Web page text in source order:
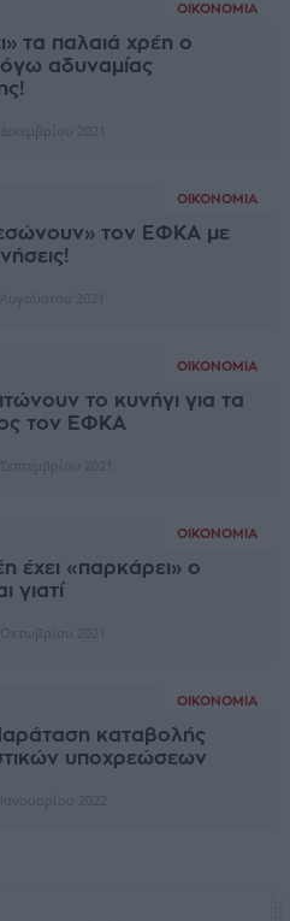
ΟΙΚΟΝΟΜΊΑ
τα παλαιά χρέη ο
αδυναμίας
ΟΙΚΟΝΟΜΊΑ
τον ΕΦΚΑ με
ΟΙΚΟΝΟΜΊΑ
το κυνήγι για τα
τον ΕΦΚΑ
ΟΙΚΟΝΟΜΊΑ
έχει «παρκάρει» ο
γιατί
ΟΙΚΟΝΟΜΊΑ
καταβολής
υποχρεώσεων